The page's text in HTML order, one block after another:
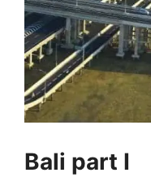
Bali part I